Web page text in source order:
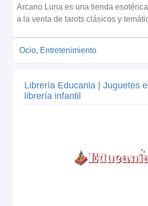
Arcano Luna es una tienda
a la venta de tarots clásicos y
Ocio, Entretenimiento
Librería Educania | Juguetes
librería infantil